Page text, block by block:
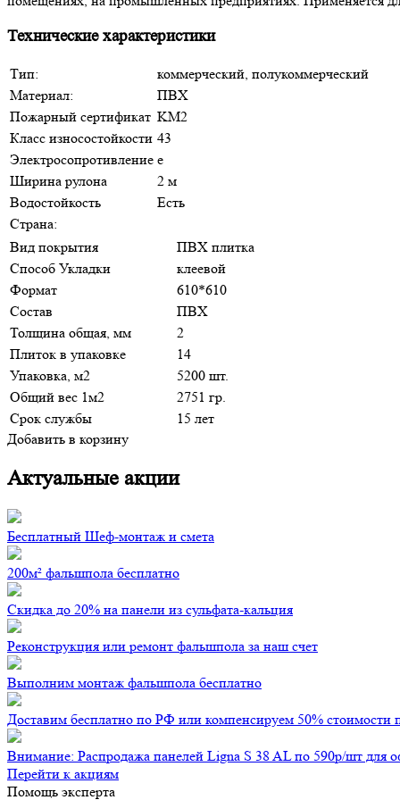
Технические характеристики
Тип:
коммерческий, полукоммерческий
Материал:
ПВХ
Пожарный сертификат KM2
Класс износостойкости 43
Электросопротивление e
Ширина рулона
2 м
Водостойкость
Есть
Страна:
Вид покрытия
ПВХ плитка
Способ Укладки
клеевой
Формат
610*610
Состав
ПВХ
Толщина общая, мм
2
Плиток в упаковке
14
Упаковка, м2
5200 шт.
Общий вес 1м2
2751 гр.
Срок службы
15 лет
Добавить в корзину
Актуальные акции
Бесплатный Шеф-монтаж и смета
200м² фальшпола бесплатно
Скидка до 20% на панели из сульфата-кальция
Реконструкция или ремонт фальшпола за наш счет
Выполним монтаж фальшпола бесплатно
Доставим бесплатно по РФ или компенсируем 50% стоимости
Внимание: Распродажа панелей Ligna S 38 AL по 590р/шт для
Перейти к акциям
Помощь эксперта